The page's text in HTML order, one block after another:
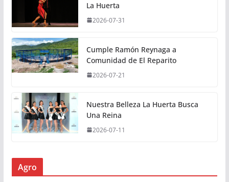
La Huerta
2026-07-31
Cumple Ramón Reynaga a
Comunidad de El Reparito
2026-07-21
Nuestra Belleza La Huerta Busca
Una Reina
2026-07-11
Agro